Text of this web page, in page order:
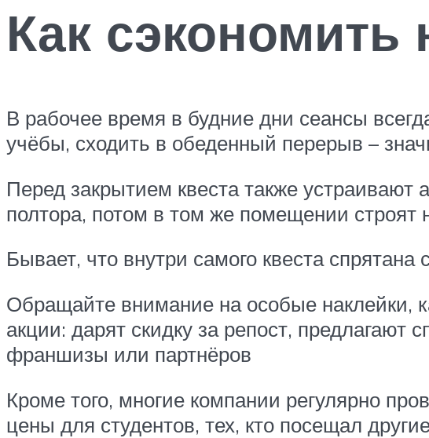
Как сэкономить
В рабочее время в будние дни сеансы
учёбы, сходить в обеденный перерыв –
Перед закрытием квеста также
полтора, потом в том же помещении строят
Бывает, что внутри самого квеста
Обращайте внимание на особые наклейки,
акции: дарят скидку за репост, предлагают
франшизы или партнёров
Кроме того, многие компании регулярно
цены для студентов, тех, кто посещал